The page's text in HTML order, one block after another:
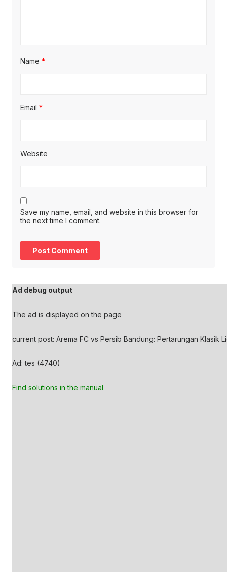
Name *
Email *
Website
Save my name, email, and website in this browser for
the next time I comment.
Ad debug output
The ad is displayed on the page
current post: Arema FC vs Persib Bandung: Pertarungan Klasik
Ad: tes (4740)
Find solutions in the manual